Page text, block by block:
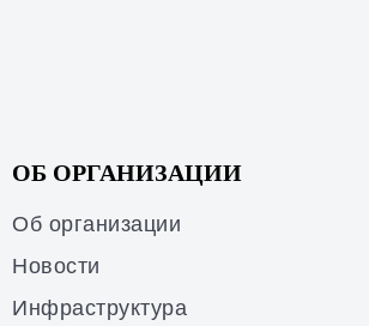
ОБ ОРГАНИЗАЦИИ
Об организации
Новости
Инфраструктура